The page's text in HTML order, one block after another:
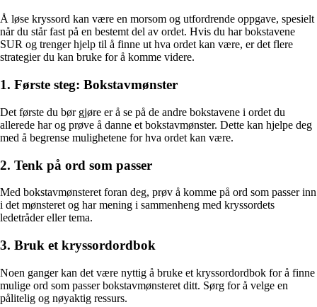
Å løse kryssord kan være en morsom og utfordrende oppgave, spesielt
når du står fast på en bestemt del av ordet. Hvis du har bokstavene
SUR og trenger hjelp til å finne ut hva ordet kan være, er det flere
strategier du kan bruke for å komme videre.
1. Første steg: Bokstavmønster
Det første du bør gjøre er å se på de andre bokstavene i ordet du
allerede har og prøve å danne et bokstavmønster. Dette kan hjelpe deg
med å begrense mulighetene for hva ordet kan være.
2. Tenk på ord som passer
Med bokstavmønsteret foran deg, prøv å komme på ord som passer inn
i det mønsteret og har mening i sammenheng med kryssordets
ledetråder eller tema.
3. Bruk et kryssordordbok
Noen ganger kan det være nyttig å bruke et kryssordordbok for å finne
mulige ord som passer bokstavmønsteret ditt. Sørg for å velge en
pålitelig og nøyaktig ressurs.